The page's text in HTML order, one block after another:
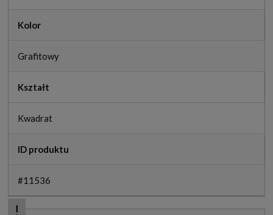
Kolor
Grafitowy
Kształt
Kwadrat
ID produktu
#11536